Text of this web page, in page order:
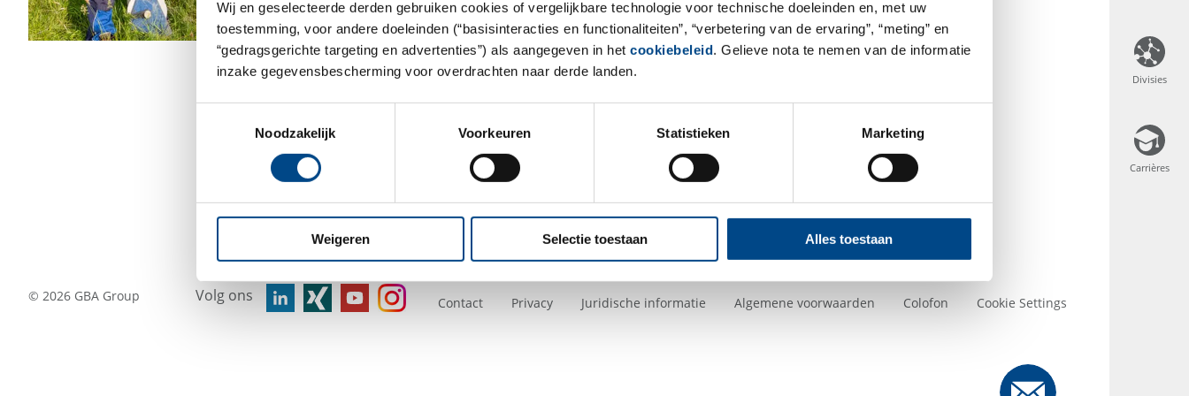
Wij en geselecteerde derden gebruiken cookies of vergelijkbare technologie voor technische doeleinden en, met uw
toestemming, voor andere doeleinden (“basisinteracties en functionaliteiten”, “verbetering van de ervaring”, “meting” en
“gedragsgerichte targeting en advertenties”) als aangegeven in het cookiebeleid. Gelieve nota te nemen van de informatie
inzake gegevensbescherming voor overdrachten naar derde landen.
Noodzakelijk
Voorkeuren Statistieken Marketing
Weigeren Selectie toestaan Alles toestaan
Divisies
Carrières
Thüringer Umweltinstitut Henterich GmbH & Co. KG
OT Pferdsdorf
Kielforstweg 2
thueringen@gba-group.de
© 2026 GBA Group Volg ons Contact Privacy Juridische informatie Algemene voorwaarden Colofon Cookie Settings
Divisies
Carrières